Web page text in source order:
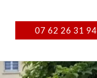
07 62 26 31 94